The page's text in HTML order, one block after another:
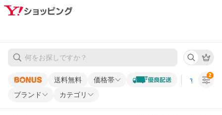
送料無料 価格帯 すべての条
ブランド カテゴリ
2